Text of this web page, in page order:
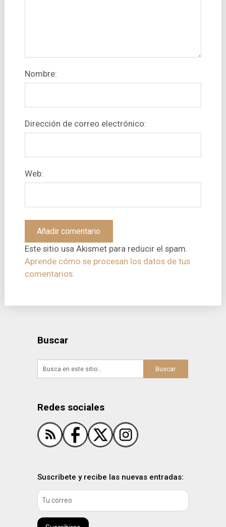
Nombre:
Dirección de correo electrónico:
Web:
Este sitio usa Akismet para reducir el spam.
Aprende cómo se procesan los datos de tus
comentarios.
Buscar
Redes sociales
Suscríbete y recibe las nuevas entradas: